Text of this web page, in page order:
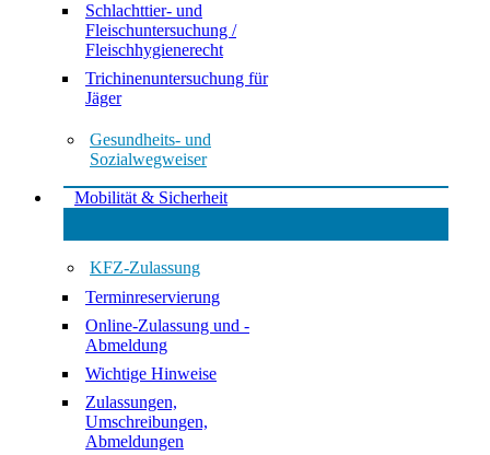
Schlachttier- und
Fleischuntersuchung /
Fleischhygienerecht
Trichinenuntersuchung für
Jäger
Gesundheits- und
Sozialwegweiser
Mobilität & Sicherheit
KFZ-Zulassung
Terminreservierung
Online-Zulassung und -
Abmeldung
Wichtige Hinweise
Zulassungen,
Umschreibungen,
Abmeldungen